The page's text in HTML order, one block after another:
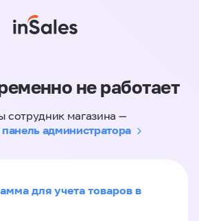
не работает
сотрудник магазина —
администратора
для учета товаров в